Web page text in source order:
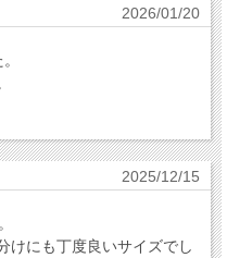
2026/01/20
2025/12/15
けにも丁度良いサイズでし